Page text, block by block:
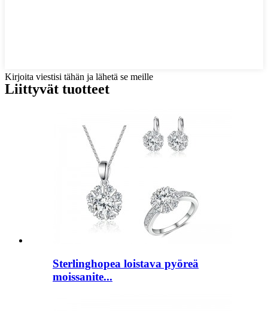
Kirjoita viestisi tähän ja lähetä se meille
Liittyvät tuotteet
Sterlinghopea loistava pyöreä
moissanite...